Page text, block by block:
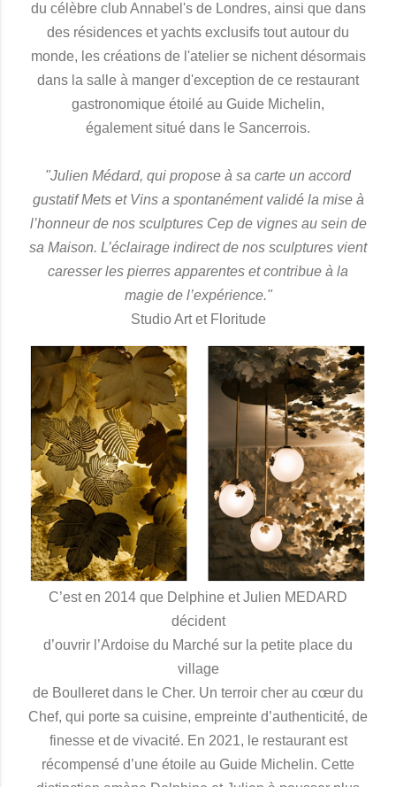
du célèbre club Annabel's de Londres, ainsi que dans
des résidences et yachts exclusifs tout autour du
monde, les créations de l'atelier se nichent désormais
dans la salle à manger d'exception de ce restaurant
gastronomique étoilé au Guide Michelin,
également situé dans le Sancerrois.
"Julien Médard, qui propose à sa carte un accord
gustatif Mets et Vins a spontanément validé la mise à
l’honneur de nos sculptures Cep de vignes au sein de
sa Maison. L’éclairage indirect de nos sculptures vient
caresser les pierres apparentes et contribue à la
magie de l’expérience."
Studio Art et Floritude
C’est en 2014 que Delphine et Julien MEDARD
décident
d’ouvrir l’Ardoise du Marché sur la petite place du
village
de Boulleret dans le Cher. Un terroir cher au cœur du
Chef, qui porte sa cuisine, empreinte d’authenticité, de
finesse et de vivacité. En 2021, le restaurant est
récompensé d’une étoile au Guide Michelin. Cette